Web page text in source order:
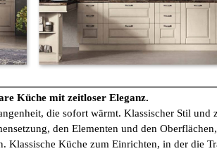
Küche mit zeitloser Eleganz.
die sofort wärmt. Klassischer Stil und
den Elementen und den
Klassische Küche zum Einrichten, in der die